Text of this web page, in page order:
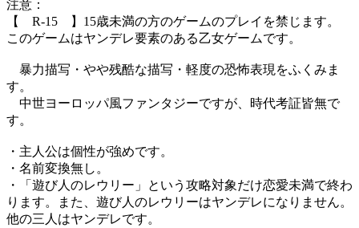
注意：
【 R-15 】15歳未満の方のゲームのプレイを禁じます。
このゲームはヤンデレ要素のある乙女ゲームです。
暴力描写・やや残酷な描写・軽度の恐怖表現をふくみま
す。
中世ヨーロッパ風ファンタジーですが、時代考証皆無で
す。
・主人公は個性が強めです。
・名前変換無し。
・「遊び人のレウリー」という攻略対象だけ恋愛未満で終わ
ります。また、遊び人のレウリーはヤンデレになりません。
他の三人はヤンデレです。